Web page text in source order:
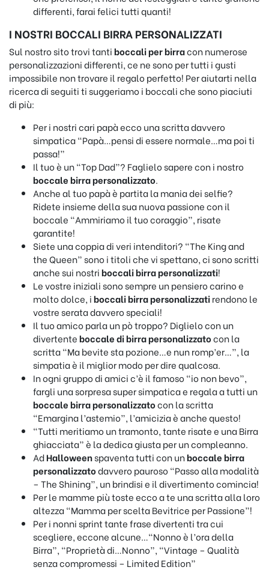
differenti, farai felici tutti quanti!
I NOSTRI BOCCALI BIRRA PERSONALIZZATI
Sul nostro sito trovi tantiboccali per birracon numerose
personalizzazioni differenti, ce ne sono per tutti i gusti
impossibile non trovare il regalo perfetto! Per aiutarti nella
ricerca di seguiti ti suggeriamo i boccali che sono piaciuti
di più:
Per i nostri cari papà ecco una scritta davvero
simpatica “Papà…pensi di essere normale…ma poi ti
passa!”
Il tuo è un “Top Dad”? Faglielo sapere con i nostro
boccale birra personalizzato.
Anche al tuo papà è partita la mania dei selfie?
Ridete insieme della sua nuova passione con il
boccale “Ammiriamo il tuo coraggio”, risate
garantite!
Siete una coppia di veri intenditori? “The King and
the Queen” sono i titoli che vi spettano, ci sono scritti
anche sui nostriboccali birra personalizzati!
Le vostre iniziali sono sempre un pensiero carino e
molto dolce, iboccali birra personalizzatirendono le
vostre serata davvero speciali!
Il tuo amico parla un pò troppo? Diglielo con un
divertenteboccale di birra personalizzatocon la
scritta “Ma bevite sta pozione…e nun romp’er…”, la
simpatia è il miglior modo per dire qualcosa.
In ogni gruppo di amici c’è il famoso “io non bevo”,
fargli una sorpresa super simpatica e regala a tutti un
boccale birra personalizzatocon la scritta
“Emargina l’astemio”, l’amicizia è anche questo!
“Tutti meritiamo un tramonto, tante risate e una Birra
ghiacciata” è la dedica giusta per un compleanno.
AdHalloweenspaventa tutti con unboccale birra
personalizzatodavvero pauroso “Passo alla modalità
– The Shining”, un brindisi e il divertimento comincia!
Per le mamme più toste ecco a te una scritta alla loro
altezza “Mamma per scelta Bevitrice per Passione”!
Per i nonni sprint tante frase divertenti tra cui
scegliere, eccone alcune…“Nonno è l’ora della
Birra”, “Proprietà di…Nonno”, “Vintage – Qualità
senza compromessi – Limited Edition”